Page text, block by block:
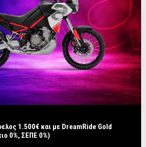
1.500€ και με DreamRide Gold
0%, ΣΕΠΕ 0%)